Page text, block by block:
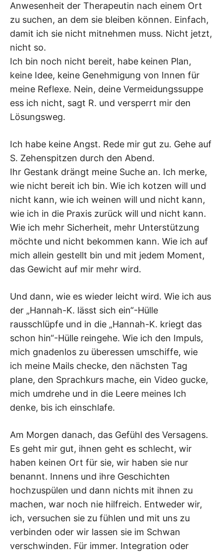
Anwesenheit der Therapeutin nach einem Ort
zu suchen, an dem sie bleiben können. Einfach,
damit ich sie nicht mitnehmen muss. Nicht jetzt,
nicht so.
Ich bin noch nicht bereit, habe keinen Plan,
keine Idee, keine Genehmigung von Innen für
meine Reflexe. Nein, deine Vermeidungssuppe
ess ich nicht, sagt R. und versperrt mir den
Lösungsweg.
Ich habe keine Angst. Rede mir gut zu. Gehe auf
S. Zehenspitzen durch den Abend.
Ihr Gestank drängt meine Suche an. Ich merke,
wie nicht bereit ich bin. Wie ich kotzen will und
nicht kann, wie ich weinen will und nicht kann,
wie ich in die Praxis zurück will und nicht kann.
Wie ich mehr Sicherheit, mehr Unterstützung
möchte und nicht bekommen kann. Wie ich auf
mich allein gestellt bin und mit jedem Moment,
das Gewicht auf mir mehr wird.
Und dann, wie es wieder leicht wird. Wie ich aus
der „Hannah-K. lässt sich ein“-Hülle
rausschlüpfe und in die „Hannah-K. kriegt das
schon hin“-Hülle reingehe. Wie ich den Impuls,
mich gnadenlos zu überessen umschiffe, wie
ich meine Mails checke, den nächsten Tag
plane, den Sprachkurs mache, ein Video gucke,
mich umdrehe und in die Leere meines Ich
denke, bis ich einschlafe.
Am Morgen danach, das Gefühl des Versagens.
Es geht mir gut, ihnen geht es schlecht, wir
haben keinen Ort für sie, wir haben sie nur
benannt. Innens und ihre Geschichten
hochzuspülen und dann nichts mit ihnen zu
machen, war noch nie hilfreich. Entweder wir,
ich, versuchen sie zu fühlen und mit uns zu
verbinden oder wir lassen sie im Schwan
verschwinden. Für immer. Integration oder